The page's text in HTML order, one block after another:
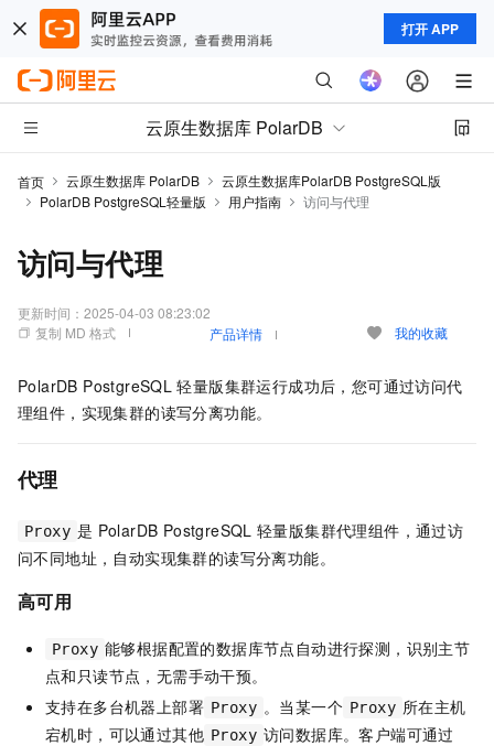
打开 APP
云原生数据库 PolarDB
首页 云原生数据库 PolarDB
云原生数据库PolarDB PostgreSQL版
PolarDB PostgreSQL轻量版
用户指南 访问与代理
访问与代理
更新时间： 2025-04-03 08:23:02
复制 MD 格式
产品详情 我的收藏
PolarDB PostgreSQL 轻量版集群运行成功后，您可通过访问代
理组件，实现集群的读写分离功能。
代理
Proxy 是 PolarDB PostgreSQL 轻量版集群代理组件，通过访
问不同地址，自动实现集群的读写分离功能。
高可用
Proxy 能够根据配置的数据库节点自动进行探测，识别主节
点和只读节点，无需手动干预。
支持在多台机器上部署 Proxy 。当某一个 Proxy 所在主机
宕机时，可以通过其他 Proxy 访问数据库。客户端可通过